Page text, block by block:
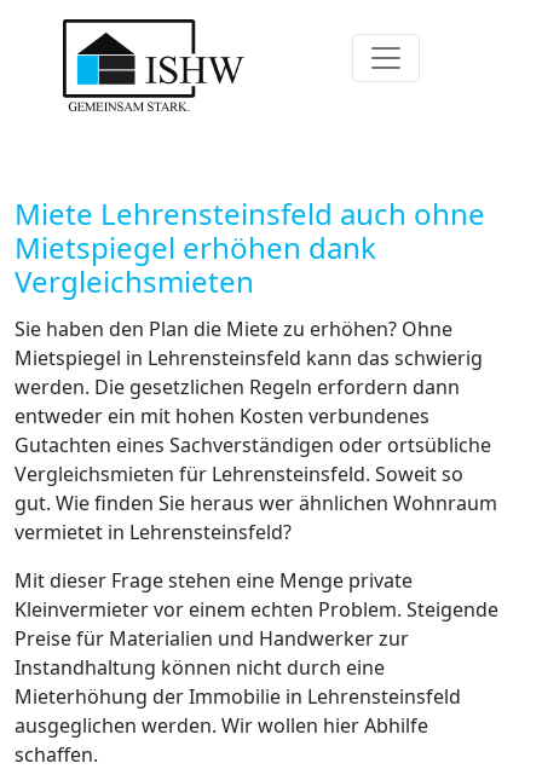
Miete Lehrensteinsfeld auch ohne
Mietspiegel erhöhen dank
Vergleichsmieten
Sie haben den Plan die Miete zu erhöhen? Ohne
Mietspiegel in Lehrensteinsfeld kann das schwierig
werden. Die gesetzlichen Regeln erfordern dann
entweder ein mit hohen Kosten verbundenes
Gutachten eines Sachverständigen oder ortsübliche
Vergleichsmieten für Lehrensteinsfeld. Soweit so
gut. Wie finden Sie heraus wer ähnlichen Wohnraum
vermietet in Lehrensteinsfeld?
Mit dieser Frage stehen eine Menge private
Kleinvermieter vor einem echten Problem. Steigende
Preise für Materialien und Handwerker zur
Instandhaltung können nicht durch eine
Mieterhöhung der Immobilie in Lehrensteinsfeld
ausgeglichen werden. Wir wollen hier Abhilfe
schaffen.